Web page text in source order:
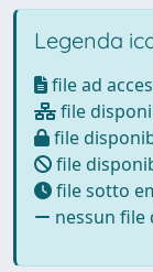
Legenda
file ad
file
file
file
file sotto
nessun file